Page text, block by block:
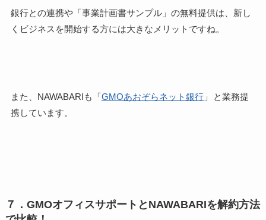
銀行との連携や「事業計画書サンプル」の無料提供は、新し
くビジネスを開始する方には大きなメリット ですね。
また、NAWABARIも「GMOあおぞらネット銀行」
と業務提
携しています。
７．GMOオフィスサポートとNAWABARIを解約方法